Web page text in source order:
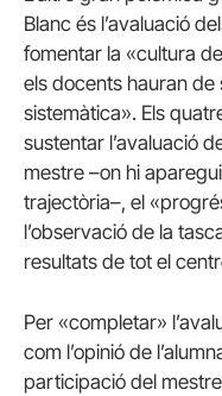
Blanc és l’avaluació
fomentar la «cultura
els docents hauran
sistemàtica». Els
sustentar l’avaluació
mestre –on hi
trajectòria–, el
l’observació de la
resultats de tot el
Per «completar»
com l’opinió de
participació del